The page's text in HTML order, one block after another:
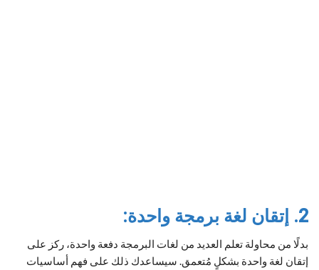
2. إتقان لغة برمجة واحدة:
بدلًا من محاولة تعلم العديد من لغات البرمجة دفعة واحدة، ركز على
إتقان لغة واحدة بشكلٍ مُتعمق. سيساعدك ذلك على فهم أساسيات